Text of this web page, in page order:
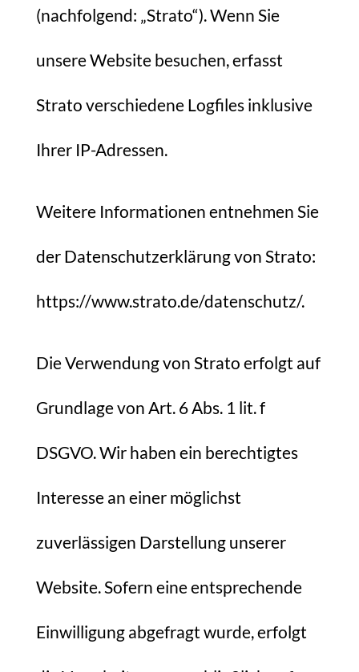
(nachfolgend: „Strato“). Wenn Sie
unsere Website besuchen, erfasst
Strato verschiedene Logfiles inklusive
Ihrer IP-Adressen.
Weitere Informationen entnehmen Sie
der Datenschutzerklärung von Strato:
https://www.strato.de/datenschutz/.
Die Verwendung von Strato erfolgt auf
Grundlage von Art. 6 Abs. 1 lit. f
DSGVO. Wir haben ein berechtigtes
Interesse an einer möglichst
zuverlässigen Darstellung unserer
Website. Sofern eine entsprechende
Einwilligung abgefragt wurde, erfolgt